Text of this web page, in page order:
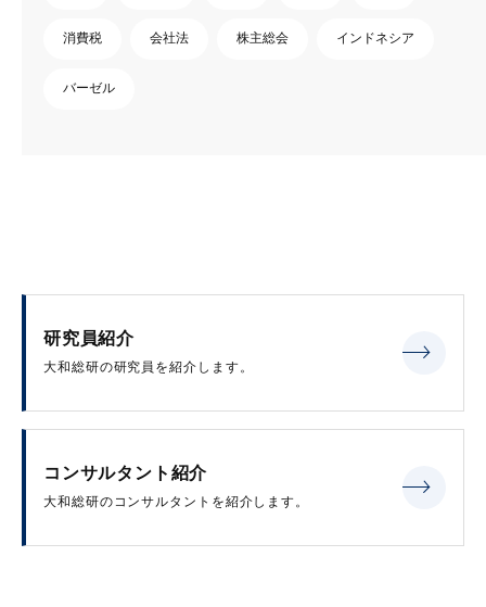
消費税 会社法 株主総会 インドネシア
バーゼル
研究員紹介
大和総研の研究員を紹介します。
コンサルタント紹介
大和総研のコンサルタントを紹介します。